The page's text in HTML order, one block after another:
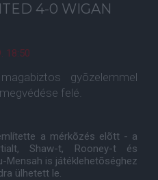
4-0 WIGAN
18:50
gyõzelemmel
felé.
a mérkõzés elõtt - a
Shaw-t, Rooney-t és
Mensah is játéklehetõséghez
ülhetett le.